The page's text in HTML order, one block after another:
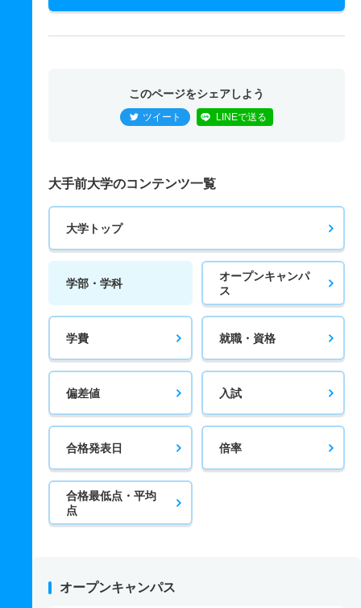
このページをシェアしよう
ツイート LINEで送る
大手前大学のコンテンツ一覧
大学トップ
学部・学科
オープンキャンパ
ス
学費 就職・資格
偏差値 入試
合格発表日 倍率
合格最低点・平均
点
オープンキャンパス